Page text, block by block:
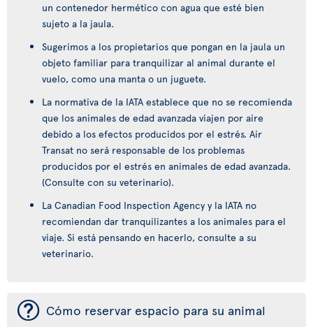
un contenedor hermético con agua que esté bien
sujeto a la jaula.
Sugerimos a los propietarios que pongan en la jaula un
objeto familiar para tranquilizar al animal durante el
vuelo, como una manta o un juguete.
La normativa de la IATA establece que no se recomienda
que los animales de edad avanzada viajen por aire
debido a los efectos producidos por el estrés. Air
Transat no será responsable de los problemas
producidos por el estrés en animales de edad avanzada.
(Consulte con su veterinario).
La Canadian Food Inspection Agency y la IATA no
recomiendan dar tranquilizantes a los animales para el
viaje. Si está pensando en hacerlo, consulte a su
veterinario.
¯ Cómo reservar espacio para su animal